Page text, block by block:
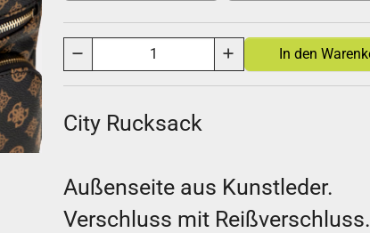
City Rucksack
Außenseite aus Kunstleder.
Verschluss mit Reißverschluss.